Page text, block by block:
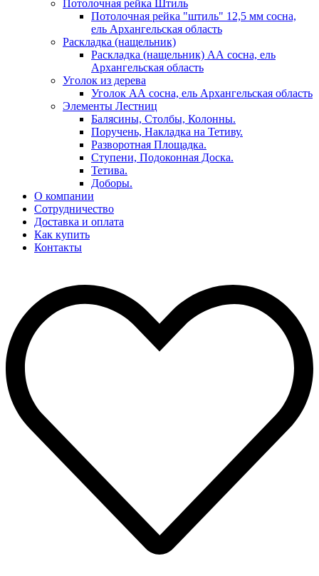
Потолочная рейка Штиль
Потолочная рейка "штиль" 12,5 мм сосна,
ель Архангельская область
Раскладка (нащельник)
Раскладка (нащельник) АА сосна, ель
Архангельская область
Уголок из дерева
Уголок АА сосна, ель Архангельская область
Элементы Лестниц
Балясины, Столбы, Колонны.
Поручень, Накладка на Тетиву.
Разворотная Площадка.
Ступени, Подоконная Доска.
Тетива.
Доборы.
О компании
Сотрудничество
Доставка и оплата
Как купить
Контакты